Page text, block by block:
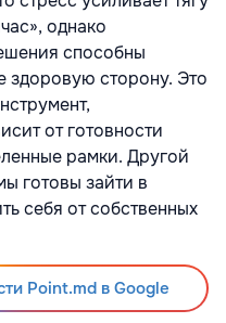
однако
способны
здоровую сторону. Это
от готовности
рамки. Другой
готовы зайти в
себя от собственных
Point.md в Google